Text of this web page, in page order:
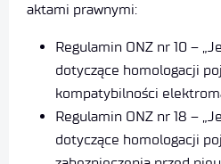
aktami prawnymi:
Regulamin ONZ nr 10 –
dotyczące homologacji
kompatybilności
Regulamin ONZ nr 18 –
dotyczące homologacji